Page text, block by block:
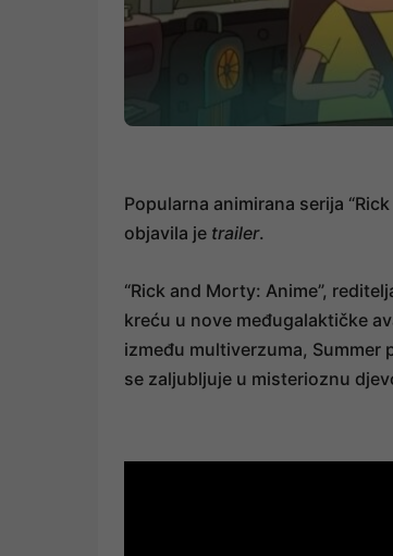
Popularna animirana serija
objavila je trailer.
“Rick and Morty: Anime”,
kreću u nove međugalaktičke
između multiverzuma, Summer
se zaljubljuje u misterioznu